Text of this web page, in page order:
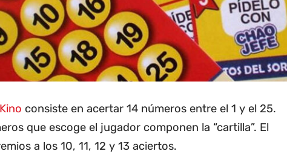
Kino consiste en acertar 14 números entre el 1 y el 25.
que escoge el jugador componen la “cartilla”. El
a los 10, 11, 12 y 13 aciertos.